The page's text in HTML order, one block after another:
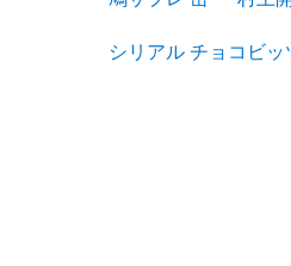
シリアル チョコビッ